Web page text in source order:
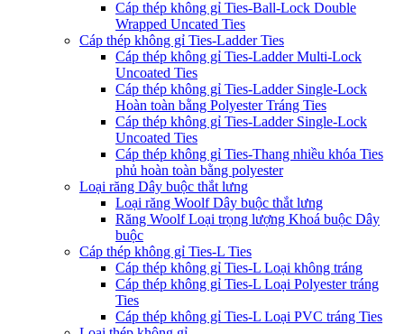
Cáp thép không gỉ Ties-Ball-Lock Double
Wrapped Uncated Ties
Cáp thép không gỉ Ties-Ladder Ties
Cáp thép không gỉ Ties-Ladder Multi-Lock
Uncoated Ties
Cáp thép không gỉ Ties-Ladder Single-Lock
Hoàn toàn bằng Polyester Tráng Ties
Cáp thép không gỉ Ties-Ladder Single-Lock
Uncoated Ties
Cáp thép không gỉ Ties-Thang nhiều khóa Ties
phủ hoàn toàn bằng polyester
Loại răng Dây buộc thắt lưng
Loại răng Woolf Dây buộc thắt lưng
Răng Woolf Loại trọng lượng Khoá buộc Dây
buộc
Cáp thép không gỉ Ties-L Ties
Cáp thép không gỉ Ties-L Loại không tráng
Cáp thép không gỉ Ties-L Loại Polyester tráng
Ties
Cáp thép không gỉ Ties-L Loại PVC tráng Ties